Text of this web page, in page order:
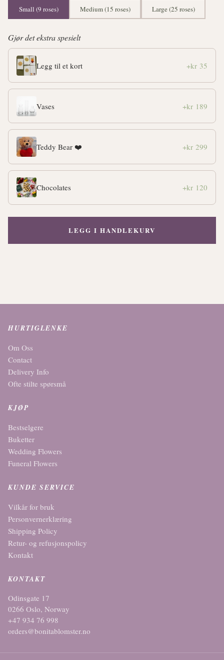
Small (9 roses) Medium (15 roses) Large (25 roses)
Gjør det ekstra spesielt
Legg til et kort +kr 35
Vases +kr 189
Teddy Bear ❤️ +kr 299
Chocolates +kr 120
LEGG I HANDLEKURV
HURTIGLENKE
Om Oss
Contact
Delivery Info
Ofte stilte spørsmå
KJØP
Bestselgere
Buketter
Wedding Flowers
Funeral Flowers
KUNDE SERVICE
Vilkår for bruk
Personvernerklæring
Shipping Policy
Retur- og refusjonspolicy
Kontakt
KONTAKT
Odinsgate 17
0266 Oslo, Norway
+47 934 76 998
orders@bonitablomster.no